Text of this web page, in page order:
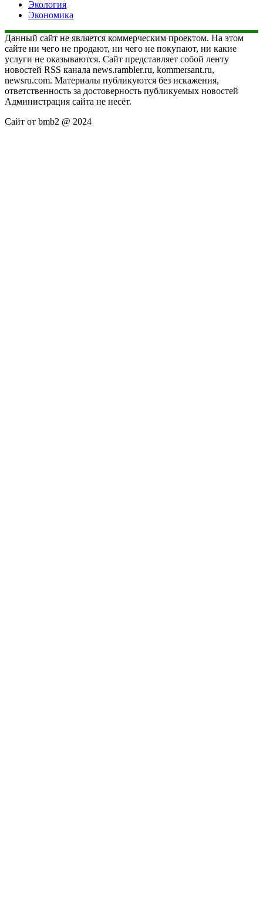
Экология
Экономика
Данный сайт не является коммерческим проектом. На этом
сайте ни чего не продают, ни чего не покупают, ни какие
услуги не оказываются. Сайт представляет собой ленту
новостей RSS канала news.rambler.ru, kommersant.ru,
newsru.com. Материалы публикуются без искажения,
ответственность за достоверность публикуемых новостей
Администрация сайта не несёт.
Сайт от bmb2 @ 2024